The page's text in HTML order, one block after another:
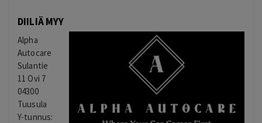
DIILIÄ MYY
Alpha
Autocare
Sulantie
11 Ovi 7
04300
Tuusula
Y-tunnus: